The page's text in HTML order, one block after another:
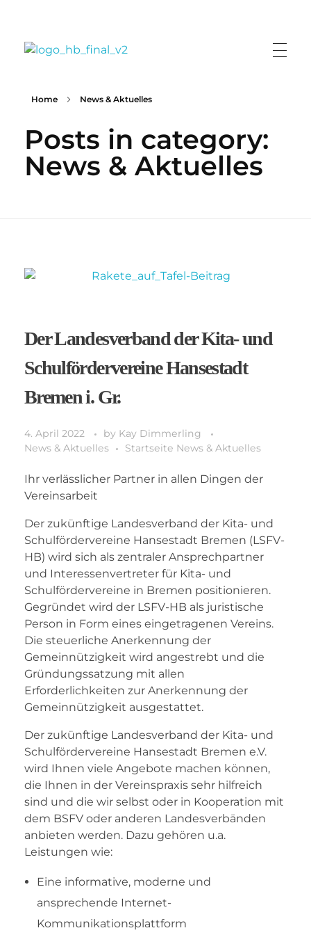
Home News & Aktuelles
Posts in category:
News & Aktuelles
Der Landesverband der Kita- und
Schulfördervereine Hansestadt
Bremen i. Gr.
4. April 2022 by Kay Dimmerling
News & Aktuelles
Startseite News & Aktuelles
Ihr verlässlicher Partner in allen Dingen der
Vereinsarbeit
Der zukünftige Landesverband der Kita- und
Schulfördervereine Hansestadt Bremen (LSFV-
HB) wird sich als zentraler Ansprechpartner
und Interessenvertreter für Kita- und
Schulfördervereine in Bremen positionieren.
Gegründet wird der LSFV-HB als juristische
Person in Form eines eingetragenen Vereins.
Die steuerliche Anerkennung der
Gemeinnützigkeit wird angestrebt und die
Gründungssatzung mit allen
Erforderlichkeiten zur Anerkennung der
Gemeinnützigkeit ausgestattet.
Der zukünftige Landesverband der Kita- und
Schulfördervereine Hansestadt Bremen e.V.
wird Ihnen viele Angebote machen können,
die Ihnen in der Vereinspraxis sehr hilfreich
sind und die wir selbst oder in Kooperation mit
dem BSFV oder anderen Landesverbänden
anbieten werden. Dazu gehören u.a.
Leistungen wie:
Eine informative, moderne und
ansprechende Internet-
Kommunikationsplattform